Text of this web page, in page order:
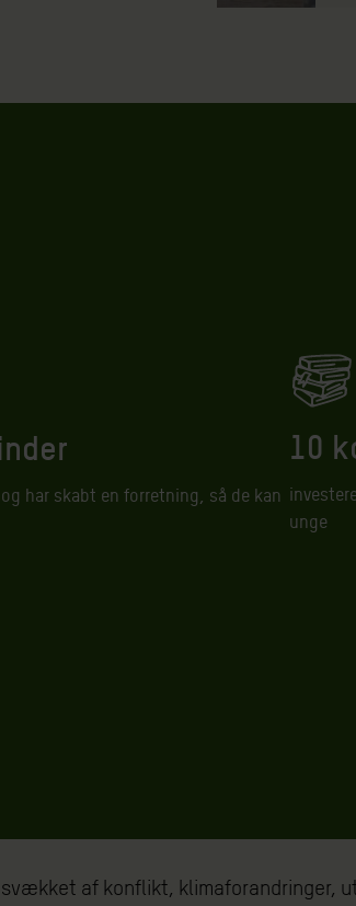
har skabt en forretning, så de kan
10
unge
af konflikt,